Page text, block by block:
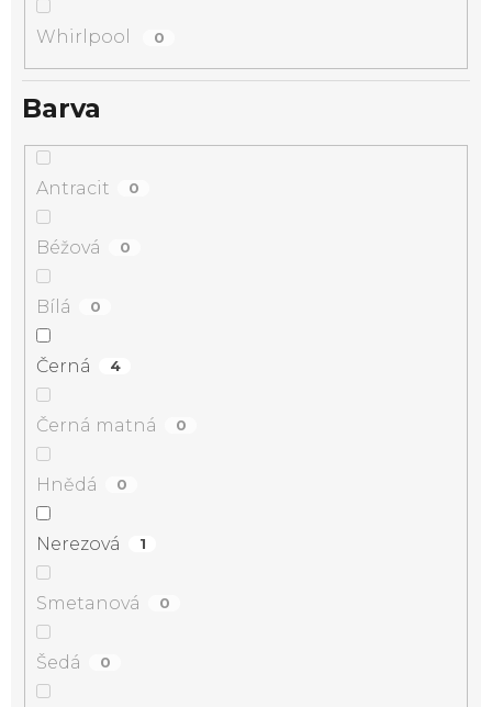
Whirlpool 0
Barva
Antracit 0
Béžová 0
Bílá 0
Černá 4
Černá matná 0
Hnědá 0
Nerezová 1
Smetanová 0
Šedá 0